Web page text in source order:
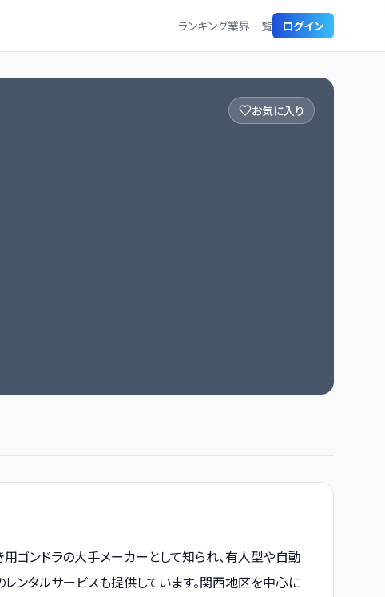
ランキング業界一覧 ログイン
お気に入り
ゴンドラの大手メーカーとして知られ、有人型や自動
ンタルサービスも提供しています。関西地区を中心に